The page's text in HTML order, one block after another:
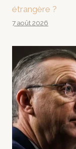
étrangère ?
7 août 2026